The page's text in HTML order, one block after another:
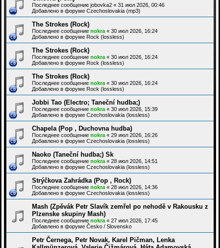
Последнее сообщение jobovka2 « 31 июл 2026, 00:46
Добавлено в форуме Czechoslovakia (mp3)
The Strokes (Rock)
Последнее сообщение nokra « 30 июл 2026, 16:24
Добавлено в форуме Rock (lossless)
The Strokes (Rock)
Последнее сообщение nokra « 30 июл 2026, 16:24
Добавлено в форуме Rock (lossless)
The Strokes (Rock)
Последнее сообщение nokra « 30 июл 2026, 16:24
Добавлено в форуме Rock (lossless)
Jobbi Tao (Electro; Taneční hudba;)
Последнее сообщение nokra « 30 июл 2026, 15:39
Добавлено в форуме Czechoslovakia (lossless)
Chapela (Pop , Duchovna hudba)
Последнее сообщение nokra « 29 июл 2026, 16:26
Добавлено в форуме Czechoslovakia (lossless)
Naoko (Taneční hudba;) Sk
Последнее сообщение nokra « 28 июл 2026, 14:51
Добавлено в форуме Czechoslovakia (lossless)
Strýčkova Zahrádka (Pop , Rock)
Последнее сообщение nokra « 28 июл 2026, 14:36
Добавлено в форуме Czechoslovakia (lossless)
Mash (Zpěvák Petr Slavík zemřel po nehodě v Rakousku z
Plzenske skupiny Mash)
Последнее сообщение nokra « 27 июл 2026, 17:45
Добавлено в форуме Česko / Slovensko
Petr Černega, Petr Novak, Karel Pičman, Lenka